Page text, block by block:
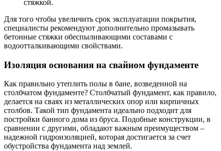
стяжкой.
Для того чтобы увеличить срок эксплуатации покрытия,
специалисты рекомендуют дополнительно промазывать
бетонные стяжки обеспыливающими составами с
водоотталкивающими свойствами.
Изоляция основания на свайном фундаменте
Как правильно утеплить полы в бане, возведенной на
столбчатом фундаменте? Столбчатый фундамент, как правило,
делается на сваях из металлических опор или кирпичных
столбов. Такой тип фундамента идеально подходит для
постройки банного дома из бруса. Подобные конструкции, в
сравнении с другими, обладают важным преимуществом –
надежной гидроизоляцией, которая достигается за счет
обустройства фундамента над землей.